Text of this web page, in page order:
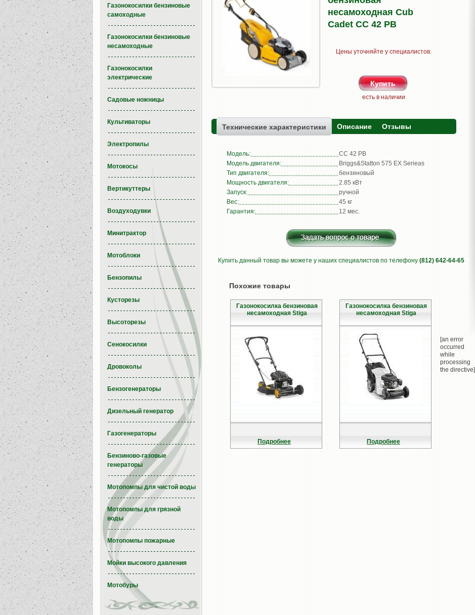
несамоходная Cub
Cadet CC 42 PB
Цены уточняйте у специалистов.
есть в наличии
Технические характеристики Описание Отзывы
Модель:
CC 42 PB
Модель двигателя:
Briggs&Statton 575 EX Serieas
Тип двигателя:
бензиновый
Мощность двигателя:
2.85 кВт
Запуск:
ручной
Вес:
45 кг
Гарантия:
12 мес.
Купить данный товар вы можете у наших специалистов по телефону (812) 642-64-65
Похожие товары
Газонокосилка бензиновая
несамоходная Stiga
Подробнее
Газонокосилка бензиновая
несамоходная Stiga
Подробнее
[an error
occurred
while
processing
the directive]
Газонокосилки бензиновые
самоходные
Газонокосилки бензиновые
несамоходные
Газонокосилки
электрические
Садовые ножницы
Культиваторы
Электропилы
Мотокосы
Вертикуттеры
Воздуходувки
Минитрактор
Мотоблоки
Бензопилы
Кусторезы
Высоторезы
Сенокосилки
Дровоколы
Бензогенераторы
Дизельный генератор
Газогенераторы
Бензиново-газовые
генераторы
Мотопомпы для чистой воды
Мотопомпы для грязной
воды
Мотопомпы пожарные
Мойки высокого давления
Мотобуры